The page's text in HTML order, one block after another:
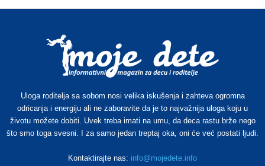
Uloga roditelja sa sobom nosi velika iskušenja i zahteva ogromna
odricanja i energiju ali ne zaboravite da je to najvažnija uloga koju u
životu možete dobiti. Uvek treba imati na umu, da deca rastu brže nego
što smo toga svesni. I za samo jedan treptaj oka, oni će već postati ljudi.
Kontaktirajte nas: info@mojedete.info